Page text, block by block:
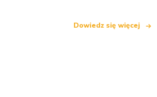
Dowiedz się więcej